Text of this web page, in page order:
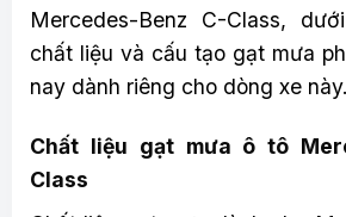
Mercedes-Benz C-Class,
chất liệu và cấu tạo gạt mưa
nay dành riêng cho dòng xe này.
Chất liệu gạt mưa ô tô
Class